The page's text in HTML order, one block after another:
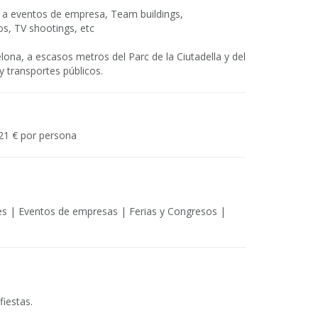
eventos de empresa, Team buildings,
TV shootings, etc
a escasos metros del Parc de la Ciutadella y del
transportes públicos.
€ por persona
| Eventos de empresas | Ferias y Congresos |